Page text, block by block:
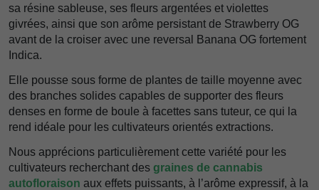
sa résine sableuse, ses fleurs argentées et violettes
givrées, ainsi que son arôme persistant de Strawberry OG
avant de la croiser avec une reversal Banana OG fortement
Indica.
Elle pousse sous forme de plantes de taille moyenne avec
des branches solides capables de supporter des fleurs
denses en forme de boule à facettes sans tuteur, ce qui la
rend idéale pour les cultivateurs orientés extractions.
Nous apprécions particulièrement cette variété pour les
cultivateurs recherchant des graines de cannabis
autofloraison aux effets puissants, à l’arôme expressif, à la